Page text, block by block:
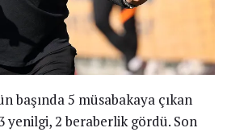
başında 5 müsabakaya çıkan
yenilgi, 2 beraberlik gördü. Son